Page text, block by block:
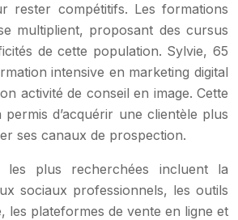
rester compétitifs. Les formations
multiplient, proposant des cursus
de cette population. Sylvie, 65
intensive en marketing digital
activité de conseil en image. Cette
d’acquérir une clientèle plus
ses canaux de prospection.
les plus recherchées incluent la
sociaux professionnels, les outils
les plateformes de vente en ligne et